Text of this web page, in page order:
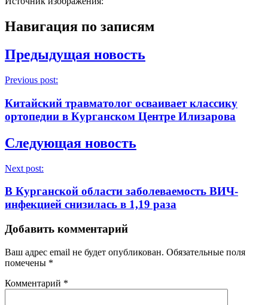
Навигация по записям
Предыдущая новость
Previous post:
Китайский травматолог осваивает классику
ортопедии в Курганском Центре Илизарова
Следующая новость
Next post:
В Курганской области заболеваемость ВИЧ-
инфекцией снизилась в 1,19 раза
Добавить комментарий
Ваш адрес email не будет опубликован. Обязательные поля
помечены *
Комментарий *